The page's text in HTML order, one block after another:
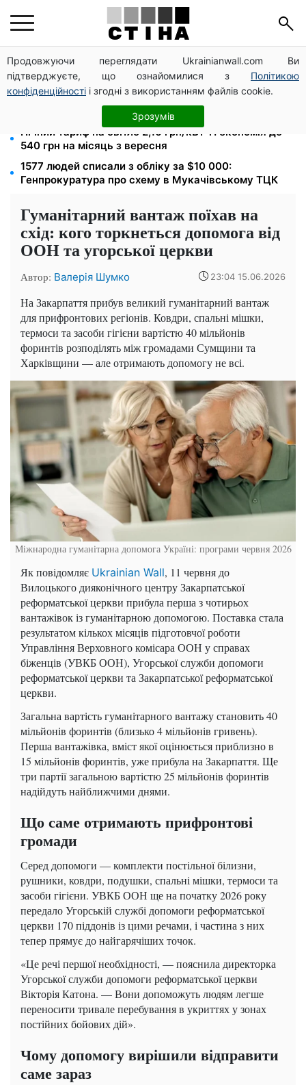
Продовжуючи переглядати Ukrainianwall.com Ви
підтверджуєте, що ознайомилися з Політикою
конфіденційності і згодні з використанням файлів cookie.
Зрозумів
Фейкові сайти сервісних центрів МВС: шахраї
виманюють гроші у водіїв перед виїздом за кордон
172 940 грн захистять житло від арешту за
комуналку: з жовтня поріг — 432 тисячі
Нічний тариф на світло 2,16 грн/кВт-г: економія до
540 грн на місяць з вересня
1577 людей списали з обліку за $10 000:
Генпрокуратура про схему в Мукачівському ТЦК
Гуманітарний вантаж поїхав на
схід: кого торкнеться допомога від
ООН та угорської церкви
Автор: Валерія Шумко 23:04 15.06.2026
На Закарпаття прибув великий гуманітарний вантаж
для прифронтових регіонів. Ковдри, спальні мішки,
термоси та засоби гігієни вартістю 40 мільйонів
форинтів розподілять між громадами Сумщини та
Харківщини — але отримають допомогу не всі.
Міжнародна гуманітарна допомога Україні: програми червня 2026
Як повідомляє Ukrainian Wall, 11 червня до
Вилоцького дияконічного центру Закарпатської
реформатської церкви прибула перша з чотирьох
вантажівок із гуманітарною допомогою. Поставка стала
результатом кількох місяців підготовчої роботи
Управління Верховного комісара ООН у справах
біженців (УВКБ ООН), Угорської служби допомоги
реформатської церкви та Закарпатської реформатської
церкви.
Загальна вартість гуманітарного вантажу становить 40
мільйонів форинтів (близько 4 мільйонів гривень).
Перша вантажівка, вміст якої оцінюється приблизно в
15 мільйонів форинтів, уже прибула на Закарпаття. Ще
три партії загальною вартістю 25 мільйонів форинтів
надійдуть найближчими днями.
Що саме отримають прифронтові
громади
Серед допомоги — комплекти постільної білизни,
рушники, ковдри, подушки, спальні мішки, термоси та
засоби гігієни. УВКБ ООН ще на початку 2026 року
передало Угорській службі допомоги реформатської
церкви 170 піддонів із цими речами, і частина з них
тепер прямує до найгарячіших точок.
«Це речі першої необхідності, — пояснила директорка
Угорської служби допомоги реформатської церкви
Вікторія Катона. — Вони допоможуть людям легше
переносити тривале перебування в укриттях у зонах
постійних бойових дій».
Чому допомогу вирішили відправити
саме зараз